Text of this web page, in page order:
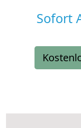
Sofort